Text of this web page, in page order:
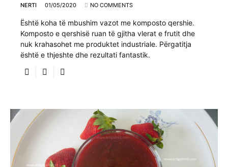
NERTI 01/05/2020 NO COMMENTS
Është koha të mbushim vazot me komposto qershie.
Komposto e qershisë ruan të gjitha vlerat e frutit dhe
nuk krahasohet me produktet industriale. Përgatitja
është e thjeshte dhe rezultati fantastik.